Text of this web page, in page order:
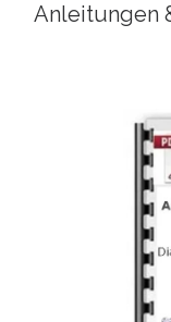
Anleitungen